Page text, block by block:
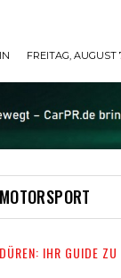
FREITAG, AUGUST
MOTORSPORT
IHR GUIDE